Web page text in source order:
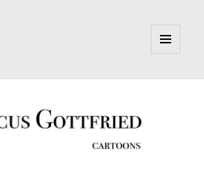
WIDGETS